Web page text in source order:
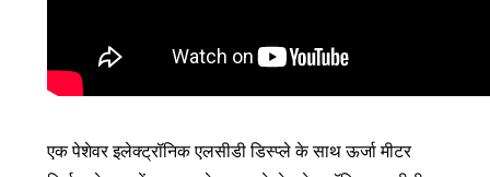
एक पेशेवर इलेक्ट्रॉनिक एलसीडी डिस्प्ले के साथ ऊर्जा मीटर